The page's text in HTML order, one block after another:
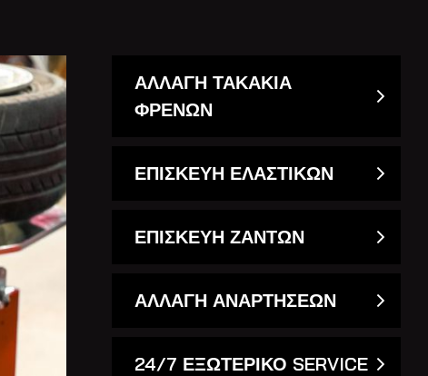
ΑΛΛΑΓΗ ΤΑΚΑΚΙΑ
ΦΡΕΝΩΝ
ΕΠΙΣΚΕΥΗ ΕΛΑΣΤΙΚΩΝ
ΕΠΙΣΚΕΥΗ ΖΑΝΤΩΝ
ΑΛΛΑΓΗ ΑΝΑΡΤΗΣΕΩΝ
24/7 ΕΞΩΤΕΡΙΚΟ SERVICE